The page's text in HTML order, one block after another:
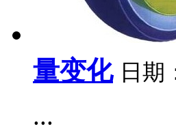
量变化 日期
...